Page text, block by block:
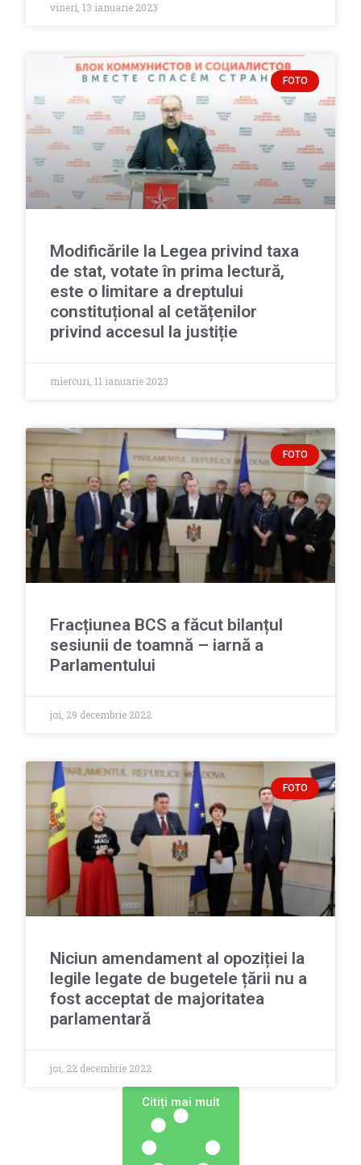
vineri, 13 ianuarie 2023
FOTO
Modificările la Legea privind taxa
de stat, votate în prima lectură,
este o limitare a dreptului
constituțional al cetățenilor
privind accesul la justiție
miercuri, 11 ianuarie 2023
FOTO
Fracțiunea BCS a făcut bilanțul
sesiunii de toamnă – iarnă a
Parlamentului
joi, 29 decembrie 2022
FOTO
Niciun amendament al opoziției la
legile legate de bugetele țării nu a
fost acceptat de majoritatea
parlamentară
joi, 22 decembrie 2022
Сitiți mai mult